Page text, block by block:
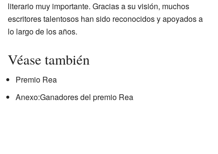
literario muy importante. Gracias a su visión, muchos
escritores talentosos han sido reconocidos y apoyados a
lo largo de los años.
Véase también
Premio Rea
Anexo:Ganadores del premio Rea